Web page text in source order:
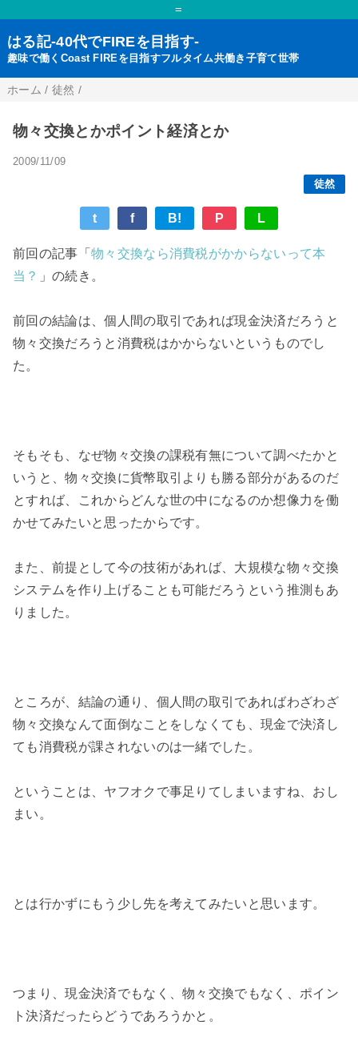
=
はる記-40代でFIREを目指す-
趣味で働くCoast FIREを目指すフルタイム共働き子育て世帯
ホーム / 徒然 /
物々交換とかポイント経済とか
2009/11/09
徒然
t f B! P L
前回の記事「 物々交換なら消費税がかからないって本
当？
」の続き。
前回の結論は、個人間の取引であれば現金決済だろうと
物々交換だろうと消費税はかからないというものでし
た。
そもそも、なぜ物々交換の課税有無について調べたかと
いうと、物々交換に貨幣取引よりも勝る部分があるのだ
とすれば、これからどんな世の中になるのか想像力を働
かせてみたいと思ったからです。
また、前提として今の技術があれば、大規模な物々交換
システムを作り上げることも可能だろうという推測もあ
りました。
ところが、結論の通り、個人間の取引であればわざわざ
物々交換なんて面倒なことをしなくても、現金で決済し
ても消費税が課されないのは一緒でした。
ということは、ヤフオクで事足りてしまいますね、おし
まい。
とは行かずにもう少し先を考えてみたいと思います。
つまり、現金決済でもなく、物々交換でもなく、ポイン
ト決済だったらどうであろうかと。